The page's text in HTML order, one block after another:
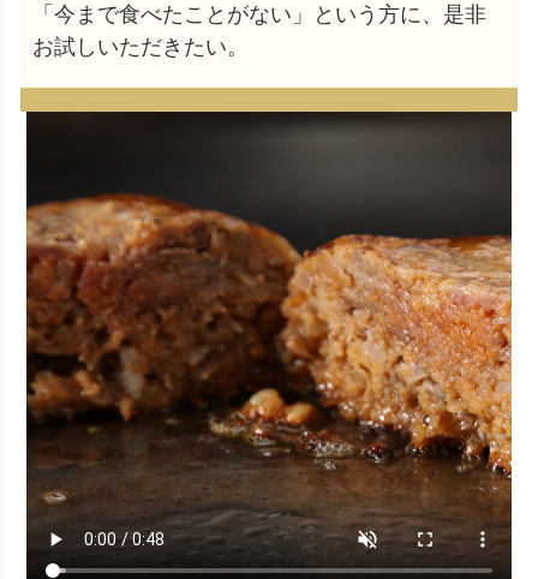
「今まで食べたことがない」という方に、是非
お試しいただきたい。